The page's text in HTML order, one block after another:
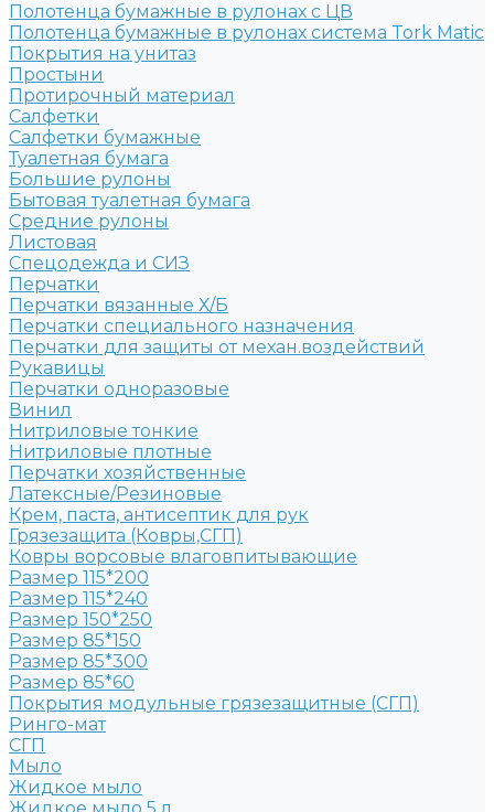
Полотенца бумажные в рулонах с ЦВ
Полотенца бумажные в рулонах система Tork Matic
Покрытия на унитаз
Простыни
Протирочный материал
Салфетки
Салфетки бумажные
Туалетная бумага
Большие рулоны
Бытовая туалетная бумага
Средние рулоны
Листовая
Спецодежда и СИЗ
Перчатки
Перчатки вязанные Х/Б
Перчатки специального назначения
Перчатки для защиты от механ.воздействий
Рукавицы
Перчатки одноразовые
Винил
Нитриловые тонкие
Нитриловые плотные
Перчатки хозяйственные
Латексные/Резиновые
Крем, паста, антисептик для рук
Грязезащита (Ковры,СГП)
Ковры ворсовые влаговпитывающие
Размер 115*200
Размер 115*240
Размер 150*250
Размер 85*150
Размер 85*300
Размер 85*60
Покрытия модульные грязезащитные (СГП)
Ринго-мат
СГП
Мыло
Жидкое мыло